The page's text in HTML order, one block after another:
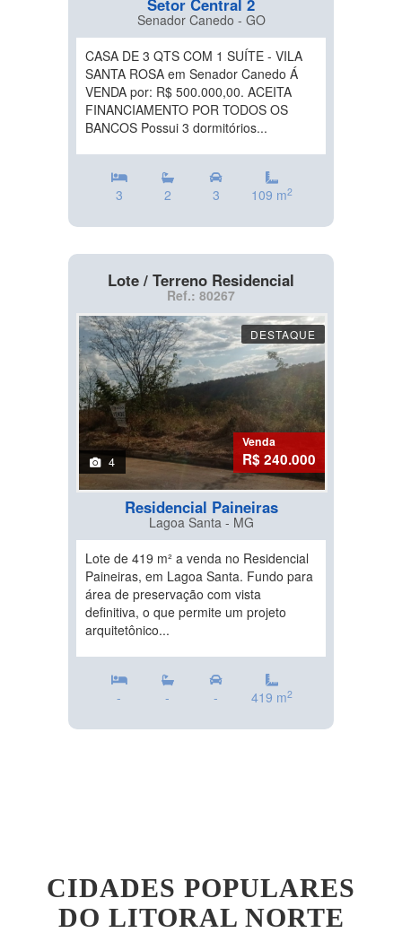
Setor Central 2
Senador Canedo - GO
CASA DE 3 QTS COM 1 SUÍTE - VILA
SANTA ROSA em Senador Canedo Á
VENDA por: R$ 500.000,00. ACEITA
FINANCIAMENTO POR TODOS OS
BANCOS Possui 3 dormitórios...
3 2 3 109 m2
Lote / Terreno Residencial
Ref.: 80267
DESTAQUE
4
Venda
R$ 240.000
Residencial Paineiras
Lagoa Santa - MG
Lote de 419 m² a venda no Residencial
Paineiras, em Lagoa Santa. Fundo para
área de preservação com vista
definitiva, o que permite um projeto
arquitetônico...
- - - 419 m2
CIDADES POPULARES
DO LITORAL NORTE